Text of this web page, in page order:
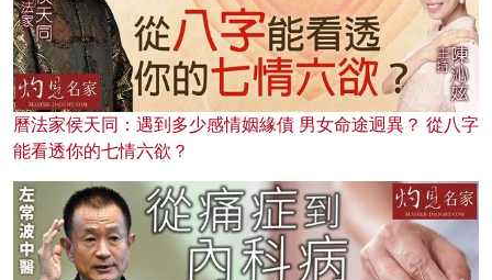
曆法家侯天同：遇到多少感情姻緣債 男女命途迥異？ 從八字
能看透你的七情六欲？